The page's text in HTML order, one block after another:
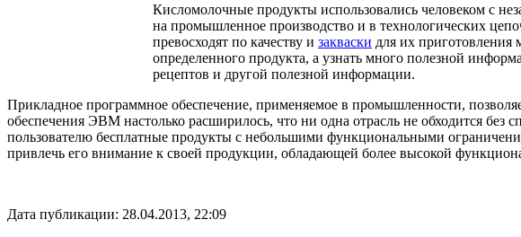
Кисломолочные продукты использовались человеком с
на промышленное производство и в технологических
превосходят по качеству и закваски для их приготовления
определенного продукта, а узнать много полезной
рецептов и другой полезной информации.
Прикладное программное обеспечение, применяемое в промышленности,
обеспечения ЭВМ настолько расширилось, что ни одна отрасль не обходится без
пользователю бесплатные продукты с небольшими функциональными
привлечь его внимание к своей продукции, обладающей более высокой
Дата публикации: 28.04.2013, 22:09